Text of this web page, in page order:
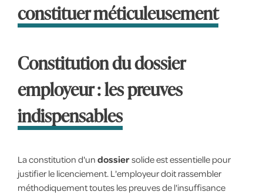
constituer méticuleusement
Constitution du dossier
employeur : les preuves
indispensables
La constitution d'un dossiersolide est essentielle pour
justifier le licenciement. L'employeur doit rassembler
méthodiquement toutes les preuves de l'insuffisance